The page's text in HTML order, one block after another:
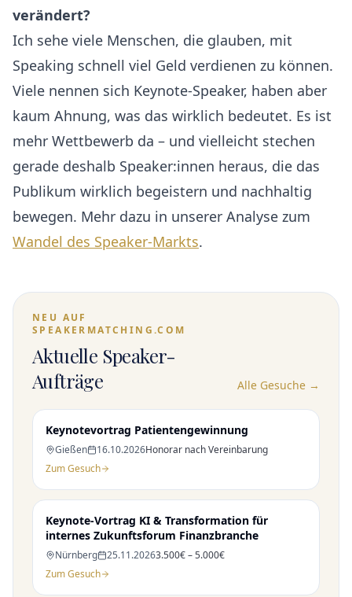
verändert?
Ich sehe viele Menschen, die glauben, mit
Speaking schnell viel Geld verdienen zu können.
Viele nennen sich Keynote-Speaker, haben aber
kaum Ahnung, was das wirklich bedeutet. Es ist
mehr Wettbewerb da – und vielleicht stechen
gerade deshalb Speaker:innen heraus, die das
Publikum wirklich begeistern und nachhaltig
bewegen. Mehr dazu in unserer Analyse zum
Wandel des Speaker-Markts.
NEU AUF
SPEAKERMATCHING.COM
Aktuelle Speaker-
Aufträge
Alle Gesuche →
Keynotevortrag Patientengewinnung
Gießen 16.10.2026Honorar nach Vereinbarung
Zum Gesuch
Keynote-Vortrag KI & Transformation für
internes Zukunftsforum Finanzbranche
Nürnberg 25.11.20263.500€ – 5.000€
Zum Gesuch